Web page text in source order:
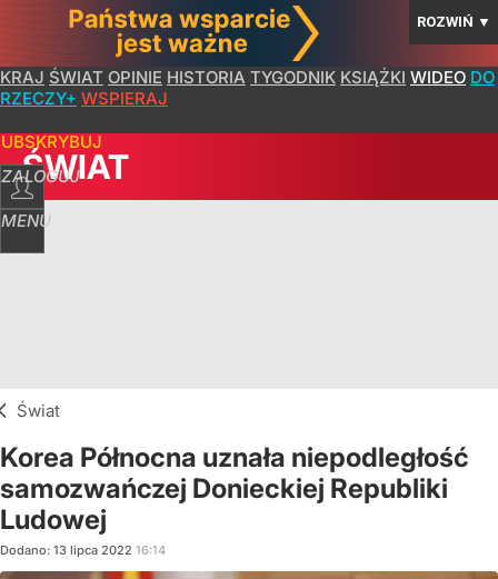
ROZWIŃ ▼
KRAJ ŚWIAT OPINIE HISTORIA TYGODNIK KSIĄŻKI WIDEO DO
RZECZY+ WSPIERAJ
ZALOGUJ
MENU
ŚWIAT
Świat
Korea Północna uznała niepodległość
samozwańczej Donieckiej Republiki
Ludowej
Dodano: 13 lipca 2022 16:14